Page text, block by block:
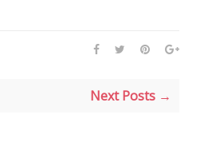
Next Posts →